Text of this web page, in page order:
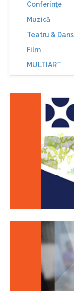
Conferinţe
Muzică
Teatru & Dans
Film
MULTIART